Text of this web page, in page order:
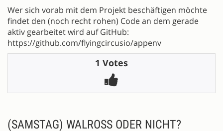
Wer sich vorab mit dem Projekt beschäftigen möchte
findet den (noch recht rohen) Code an dem gerade
aktiv gearbeitet wird auf GitHub:
https://github.com/flyingcircusio/appenv
1 Votes
(SAMSTAG) WALROSS ODER NICHT?